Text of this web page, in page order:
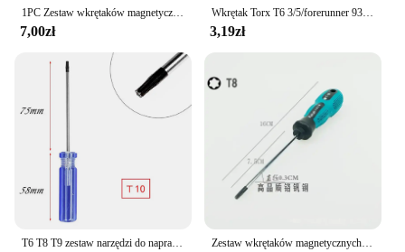
7,00zł
Wkrętak Torx T6 3/5/forerunner 935 Śruba do zegarka Akcesoria 2 szt. Narzędzie do usuwania
3,19zł
Zestaw wkrętaków magnetycznych Torx precyzyjny T5 T6 T7 T8 T9 T10 T15 T20 T25 T27 T30 kontroler bezpieczeństwa zestaw narzędzi ręcznych do konserwacji